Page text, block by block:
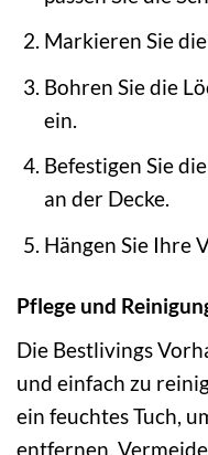
Markieren Sie
Bohren Sie die
ein.
Befestigen Sie
an der Decke.
Hängen Sie Ihre
Pflege und
Die Bestlivings
und einfach zu
ein feuchtes Tuch,
entfernen.